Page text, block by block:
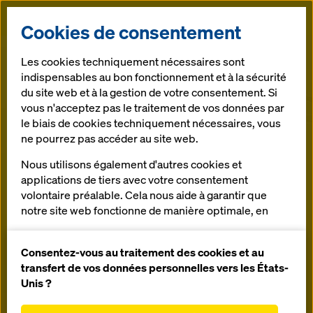
Doka concernant nos congés
annuels :
Ternat :
Fermé du
13 juillet au 31 juillet 2026 inclus.
Retours possibles jusqu'au
mardi 7 juillet 2026 inclus.
Enlèvements et livraisons possibles
jusqu'au
vendredi 10 juillet 2026 (11h00).
Tielt :
20 juillet au 7 août 2026 inclus.
DokaXdek.
La nouvelle
dimension de
coffrage pour
Cookies de consentement
Les cookies techniquement nécessaires sont
indispensables au bon fonctionnement et à la sécurité
du site web et à la gestion de votre consentement. Si
vous n'acceptez pas le traitement de vos données par
le biais de cookies techniquement nécessaires, vous
ne pourrez pas accéder au site web.
Nous utilisons également d'autres cookies et
applications de tiers avec votre consentement
volontaire préalable. Cela nous aide à garantir que
notre site web fonctionne de manière optimale, en
améliorer en permanence la fonctionnalité de
notre site web (cookies fonctionnels et
statistiques),
Consentez-vous au traitement des cookies et au
transfert de vos données personnelles vers les États-
Unis ?